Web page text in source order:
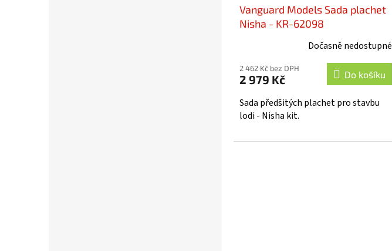
Vanguard Models Sada plachet
Nisha - KR-62098
Dočasně nedostupné
2 462 Kč bez DPH
2 979 Kč Do košíku
Sada předšitých plachet pro stavbu
lodi - Nisha kit.